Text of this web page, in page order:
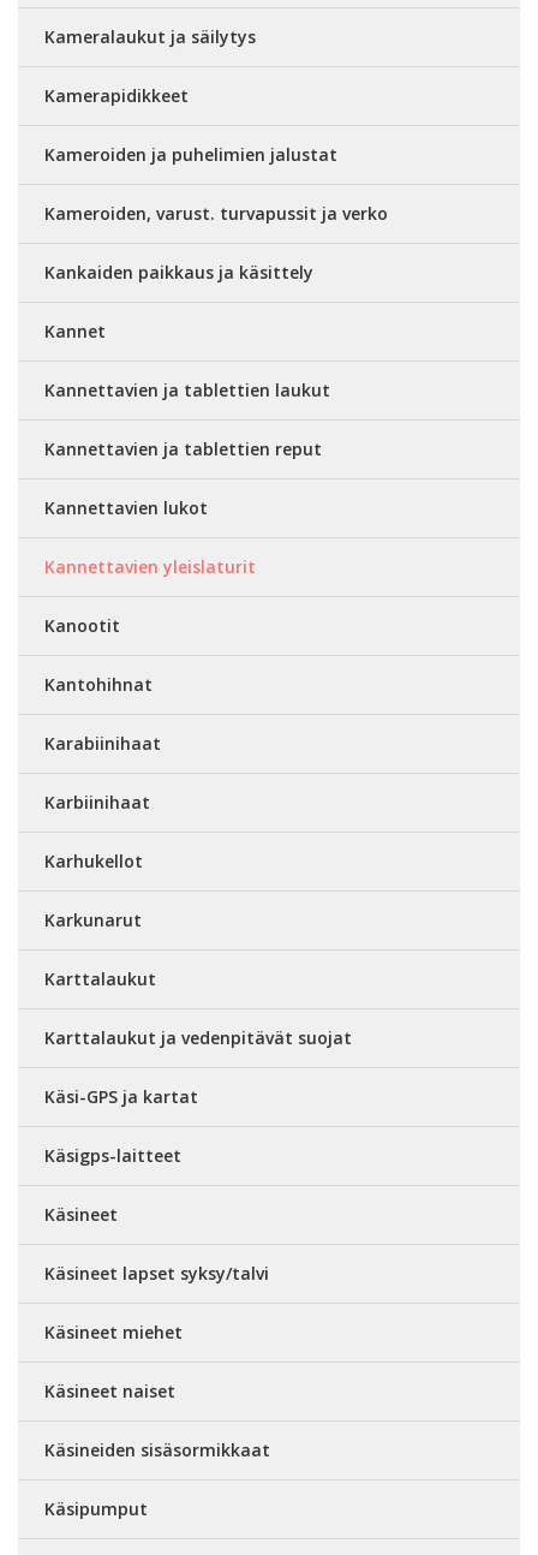
Kameralaukut ja säilytys
Kamerapidikkeet
Kameroiden ja puhelimien jalustat
Kameroiden, varust. turvapussit ja verko
Kankaiden paikkaus ja käsittely
Kannet
Kannettavien ja tablettien laukut
Kannettavien ja tablettien reput
Kannettavien lukot
Kannettavien yleislaturit
Kanootit
Kantohihnat
Karabiinihaat
Karbiinihaat
Karhukellot
Karkunarut
Karttalaukut
Karttalaukut ja vedenpitävät suojat
Käsi-GPS ja kartat
Käsigps-laitteet
Käsineet
Käsineet lapset syksy/talvi
Käsineet miehet
Käsineet naiset
Käsineiden sisäsormikkaat
Käsipumput